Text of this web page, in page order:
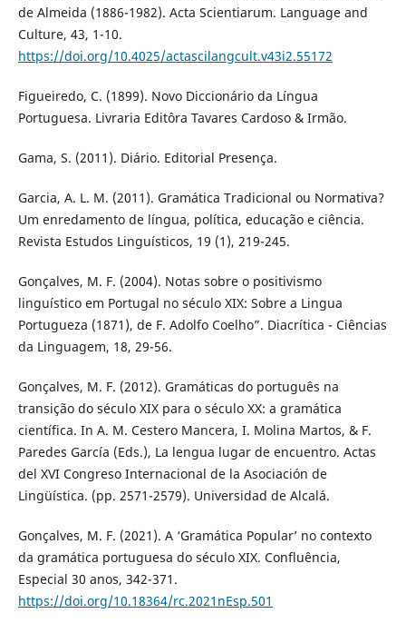
de Almeida (1886-1982). Acta Scientiarum. Language and
Culture, 43, 1-10.
https://doi.org/10.4025/actascilangcult.v43i2.55172
Figueiredo, C. (1899). Novo Diccionário da Língua
Portuguesa. Livraria Editôra Tavares Cardoso & Irmão.
Gama, S. (2011). Diário. Editorial Presença.
Garcia, A. L. M. (2011). Gramática Tradicional ou Normativa?
Um enredamento de língua, política, educação e ciência.
Revista Estudos Linguísticos, 19 (1), 219-245.
Gonçalves, M. F. (2004). Notas sobre o positivismo
linguístico em Portugal no século XIX: Sobre a Lingua
Portugueza (1871), de F. Adolfo Coelho”. Diacrítica - Ciências
da Linguagem, 18, 29-56.
Gonçalves, M. F. (2012). Gramáticas do português na
transição do século XIX para o século XX: a gramática
científica. In A. M. Cestero Mancera, I. Molina Martos, & F.
Paredes García (Eds.), La lengua lugar de encuentro. Actas
del XVI Congreso Internacional de la Asociación de
Lingüística. (pp. 2571-2579). Universidad de Alcalá.
Gonçalves, M. F. (2021). A ‘Gramática Popular’ no contexto
da gramática portuguesa do século XIX. Confluência,
Especial 30 anos, 342-371.
https://doi.org/10.18364/rc.2021nEsp.501